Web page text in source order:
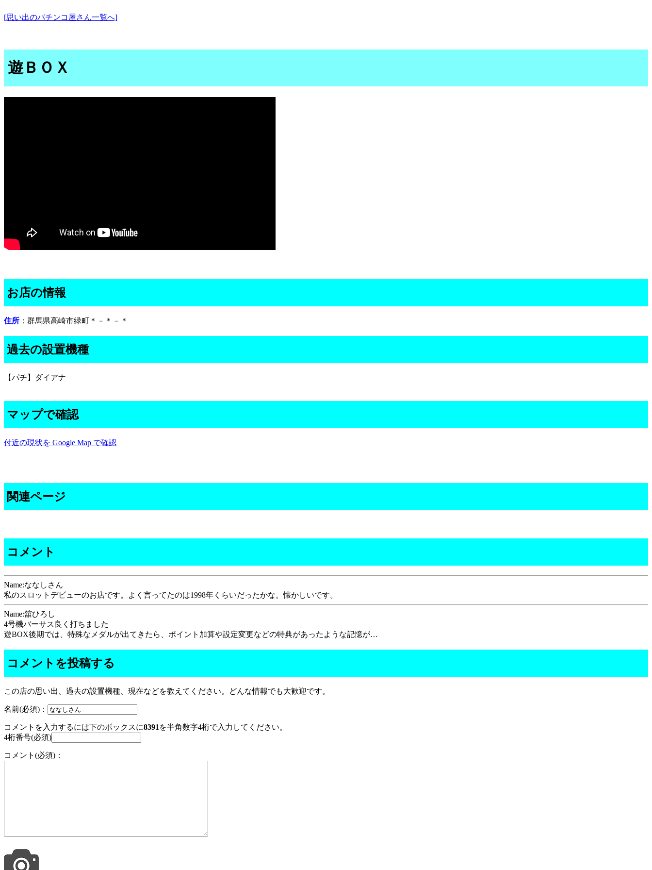
[思い出のパチンコ屋さん一覧へ]
遊ＢＯＸ
お店の情報
住所 ：群馬県高崎市緑町＊－＊－＊
過去の設置機種
【パチ】ダイアナ
マップで確認
付近の現状を Google Map で確認
関連ページ
コメント
Name:ななしさん
私のスロットデビューのお店です。よく言ってたのは1998年くらいだったかな。懐かしいです。
Name:舘ひろし
4号機バーサス良く打ちました
遊BOX後期では、特殊なメダルが出てきたら、ポイント加算や設定変更などの特典があったような記憶が…
コメントを投稿する
この店の思い出、過去の設置機種、現在などを教えてください。どんな情報でも大歓迎です。
名前(必須)：
コメントを入力するには下のボックスに8391 を半角数字4桁で入力してください。
4桁番号(必須)
コメント(必須)：